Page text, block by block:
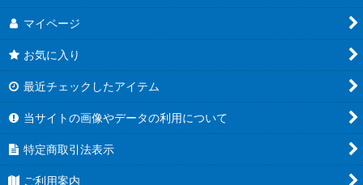
マイページ
お気に入り
最近チェックしたアイテム
当サイトの画像やデータの利用について
特定商取引法表示
ご利用案内